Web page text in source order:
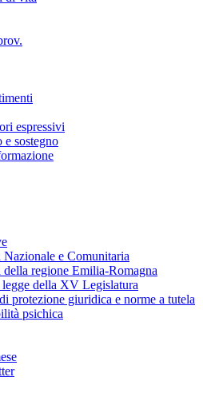
espressivi
sostegno
e Comunitaria
regione Emilia-Romagna
della XV Legislatura
protezione giuridica e norme a tutela
psichica